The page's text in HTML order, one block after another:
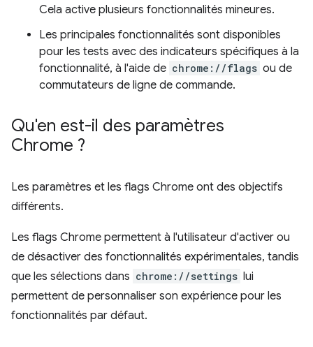
Cela active plusieurs fonctionnalités mineures.
Les principales fonctionnalités sont disponibles
pour les tests avec des indicateurs spécifiques à la
fonctionnalité, à l'aide de chrome://flags ou de
commutateurs de ligne de commande.
Qu'en est-il des paramètres
Chrome ?
Les paramètres et les flags Chrome ont des objectifs
différents.
Les flags Chrome permettent à l'utilisateur d'activer ou
de désactiver des fonctionnalités expérimentales, tandis
que les sélections dans chrome://settings lui
permettent de personnaliser son expérience pour les
fonctionnalités par défaut.